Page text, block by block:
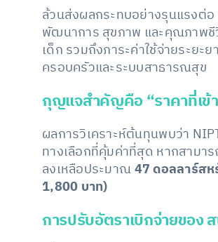
ล้วนส่งผลกระทบอย่างรุนแรงต่อ
พัฒนาการ สุขภาพ และคุณภาพ
เด็ก รวมถึงภาระค่าใช้จ่ายระยะ
ครอบครัวและระบบสาธารณสุข
กุญแจสำคัญคือ “ราคาที่เข้
ผลการวิเคราะห์ต้นทุนพบว่า
ทางเลือกที่คุ้มค่าที่สุด หากสามา
ลงเหลือประมาณ47 ดอลลาร์สห
1,800 บาท)
การปรับอัตราเบิกจ่ายของ